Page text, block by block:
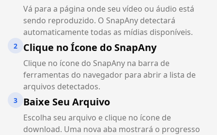
Vá para a página onde seu vídeo ou áudio está
sendo reproduzido. O SnapAny detectará
automaticamente todas as mídias disponíveis.
2 Clique no Ícone do SnapAny
Clique no ícone do SnapAny na barra de
ferramentas do navegador para abrir a lista de
arquivos detectados.
3 Baixe Seu Arquivo
Escolha seu arquivo e clique no ícone de
download. Uma nova aba mostrará o progresso